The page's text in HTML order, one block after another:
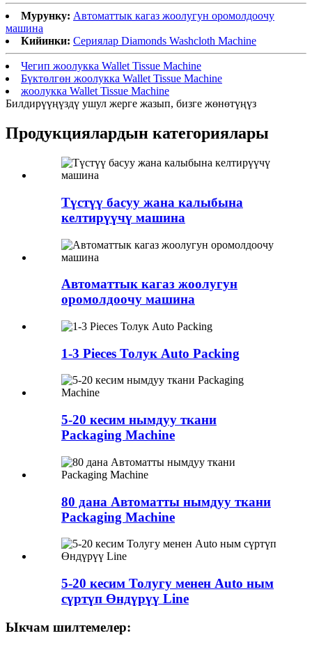
Мурунку: Автоматтык кагаз жоолугун оромолдоочу
машина
Кийинки: Сериялар Diamonds Washcloth Machine
Чегип жоолукка Wallet Tissue Machine
Бүктөлгөн жоолукка Wallet Tissue Machine
жоолукка Wallet Tissue Machine
Билдирүүңүздү ушул жерге жазып, бизге жөнөтүңүз
Продукциялардын категориялары
Түстүү басуу жана калыбына
келтирүүчү машина
Автоматтык кагаз жоолугун
оромолдоочу машина
1-3 Pieces Толук Auto Packing
5-20 кесим нымдуу ткани
Packaging Machine
80 дана Автоматты нымдуу ткани
Packaging Machine
5-20 кесим Толугу менен Auto ным
сүртүп Өндүрүү Line
Ыкчам шилтемелер: